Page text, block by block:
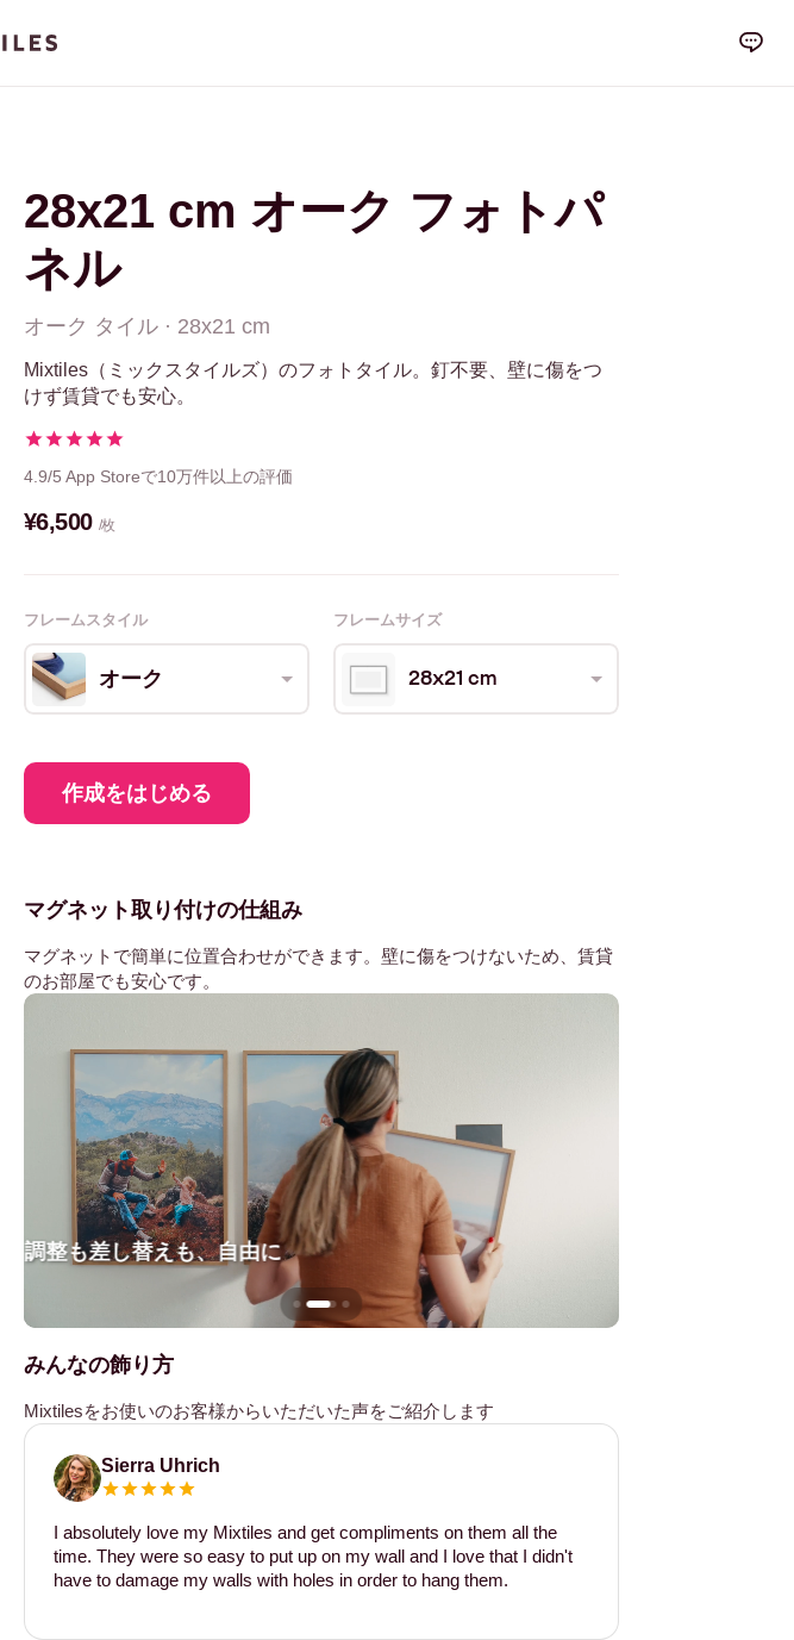
28x21 cm オーク フォトパ
ネル
オーク タイル · 28x21 cm
Mixtiles（ミックスタイルズ）のフォトタイル。釘不要、壁に傷をつ
けず賃貸でも安心。
4.9/5 App Storeで10万件以上の評価
¥6,500 /枚
フレームスタイル フレームサイズ
オーク 28x21 cm
作成をはじめる
マグネット取り付けの仕組み
マグネットで簡単に位置合わせができます。壁に傷をつけないため、賃貸
のお部屋でも安心です。
調整も差し替えも、自由に
みんなの飾り方
Mixtilesをお使いのお客様からいただいた声をご紹介します
Sierra Uhrich
I absolutely love my Mixtiles and get compliments on them all the
time. They were so easy to put up on my wall and I love that I didn't
have to damage my walls with holes in order to hang them.